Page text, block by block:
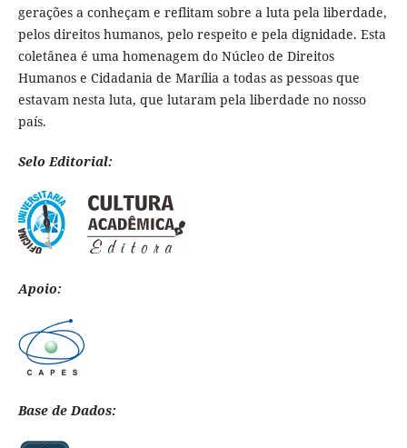
gerações a conheçam e reflitam sobre a luta pela liberdade,
pelos direitos humanos, pelo respeito e pela dignidade. Esta
coletânea é uma homenagem do Núcleo de Direitos
Humanos e Cidadania de Marília a todas as pessoas que
estavam nesta luta, que lutaram pela liberdade no nosso
país.
Selo Editorial:
Apoio:
Base de Dados: